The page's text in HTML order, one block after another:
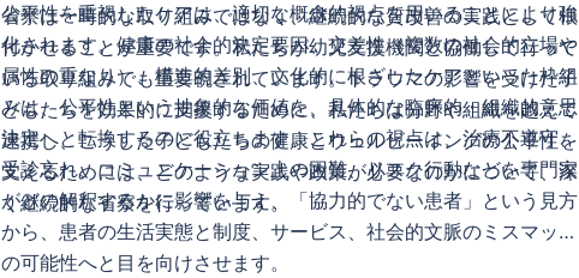
省察は一時的な取り組みではなく、継続的な質改善の実践として根
付かせることが重要です。私たちが幼児支援機関と協働して行って
いる取り組みでも重要視されています。トラウマの影響を受けた子
どもたちを効果的に支援するために、私たちは分野や組織を越えて
連携し、こうした子どもたちの健康とウェルビーイングの公平性を
支えるためには、どのような実践や政策が必要なのかについて、深
く継続的な省察を行っています。
公平性を重視したケアは、適切な概念的視点を用いることにより強
化されます。健康の社会的決定要因、交差性（複数の社会的立場や
属性の重なり）、構造的差別、文化的に根ざしたケアといった枠組
みは、公平性という抽象的な価値を、具体的な臨床的・組織的意思
決定へと転換するのに役立ちます。これらの視点は、治療不遵守、
受診忘れ、コミュニケーション上の困難、リスク行動などを専門家
がどの解釈するかに影響を与え、「協力的でない患者」という見方
から、患者の生活実態と制度、サービス、社会的文脈のミスマッチ
の可能性へと目を向けさせます。